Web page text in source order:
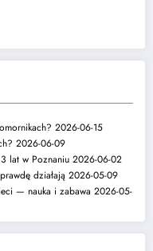
2026-06-15
2026-06-09
lat w Poznaniu 2026-06-02
działają 2026-05-09
— nauka i zabawa 2026-05-